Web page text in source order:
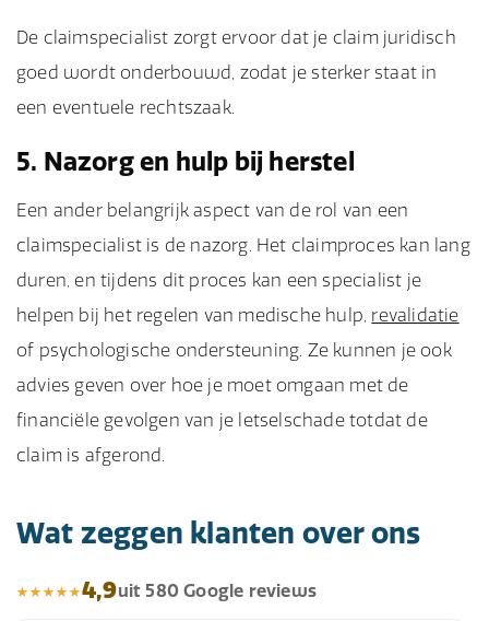
De claimspecialist zorgt ervoor dat je claim juridisch
goed wordt onderbouwd, zodat je sterker staat in
een eventuele rechtszaak.
5. Nazorg en hulp bij herstel
Een ander belangrijk aspect van de rol van een
claimspecialist is de nazorg. Het claimproces kan lang
duren, en tijdens dit proces kan een specialist je
helpen bij het regelen van medische hulp, revalidatie
of psychologische ondersteuning. Ze kunnen je ook
advies geven over hoe je moet omgaan met de
financiële gevolgen van je letselschade totdat de
claim is afgerond.
Wat zeggen klanten over ons
4,9uit 580 Google reviews